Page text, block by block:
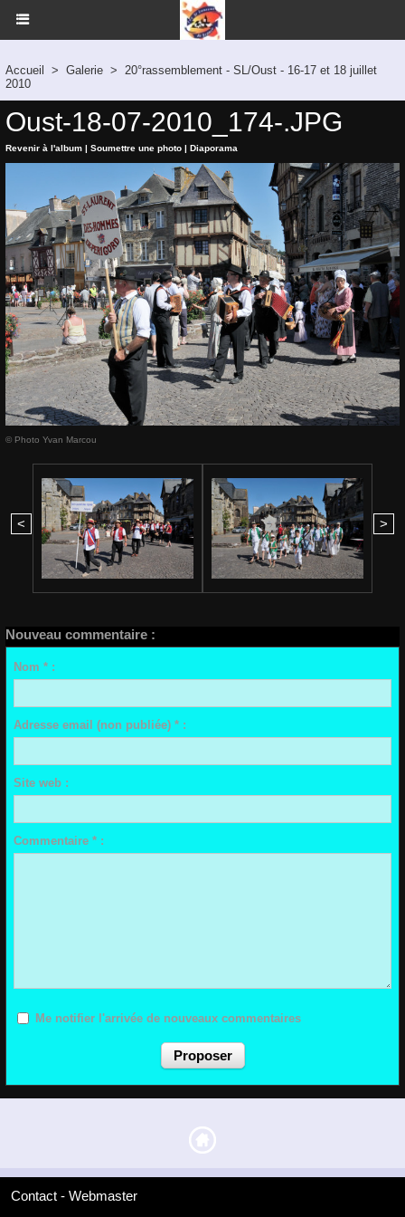
Accueil > Galerie > 20°rassemblement - SL/Oust - 16-17 et 18 juillet
2010
Oust-18-07-2010_174-.JPG
Revenir à l'album | Soumettre une photo | Diaporama
© Photo Yvan Marcou
< >
Nouveau commentaire :
Nom * :
Adresse email (non publiée) * :
Site web :
Commentaire * :
Me notifier l'arrivée de nouveaux commentaires
Contact - Webmaster